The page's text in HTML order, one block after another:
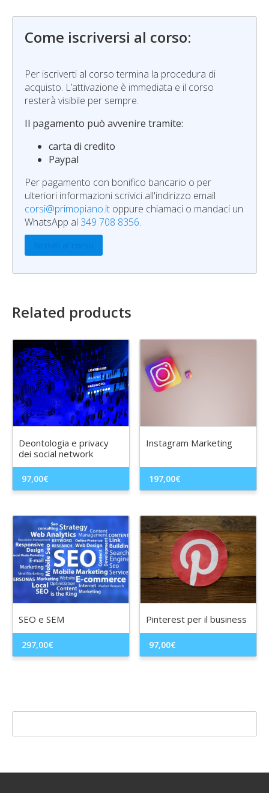
Come iscriversi al corso:
Per iscriverti al corso termina la procedura di
acquisto. L’attivazione è immediata e il corso
resterà visibile per sempre.
Il pagamento può avvenire tramite:
carta di credito
Paypal
Per pagamento con bonifico bancario o per
ulteriori informazioni scrivici all'indirizzo email
corsi@primopiano.it oppure chiamaci o mandaci un
WhatsApp al 349 708 8356.
Related products
Deontologia e privacy
dei social network
97,00€
Instagram Marketing
197,00€
SEO e SEM
297,00€
Pinterest per il business
97,00€